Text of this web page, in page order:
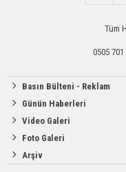
Tüm
0505
Basın Bülteni - Reklam
Günün Haberleri
Video Galeri
Foto Galeri
Arşiv